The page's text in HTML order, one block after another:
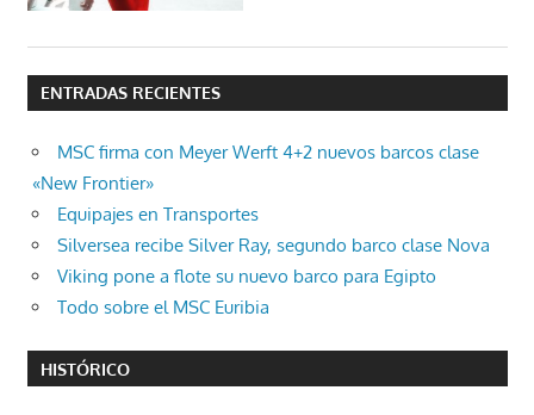
ENTRADAS RECIENTES
MSC firma con Meyer Werft 4+2 nuevos barcos clase
«New Frontier»
Equipajes en Transportes
Silversea recibe Silver Ray, segundo barco clase Nova
Viking pone a flote su nuevo barco para Egipto
Todo sobre el MSC Euribia
HISTÓRICO